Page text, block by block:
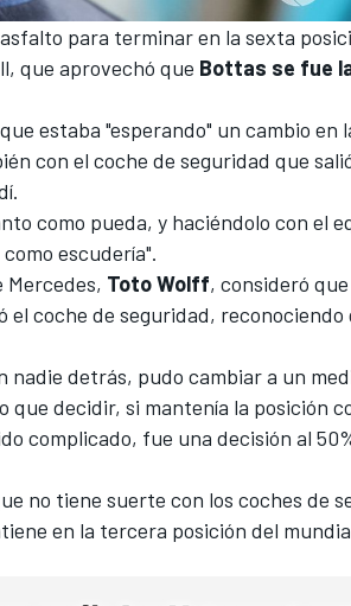
para terminar en la sexta
que aprovechó que Bottas se fue
estaba "esperando" un cambio en
con el coche de seguridad que
como pueda, y haciéndolo con el
escudería".
Mercedes, Toto Wolff, consideró
el coche de seguridad, reconociendo
nadie detrás, pudo cambiar a un
decidir, si mantenía la posición
complicado, fue una decisión al
no tiene suerte con los coches de
en la tercera posición del